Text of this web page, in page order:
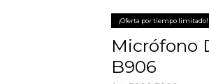
¡Oferta por tiempo limitado!
Micrófono Dinámico Behringer
B906